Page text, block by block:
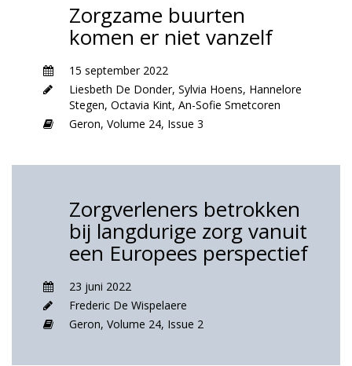
Zorgzame buurten
komen er niet vanzelf
15 september 2022
Liesbeth De Donder, Sylvia Hoens, Hannelore
Stegen, Octavia Kint, An-Sofie Smetcoren
Geron, Volume 24, Issue 3
Zorgverleners betrokken
bij langdurige zorg vanuit
een Europees perspectief
23 juni 2022
Frederic De Wispelaere
Geron, Volume 24, Issue 2